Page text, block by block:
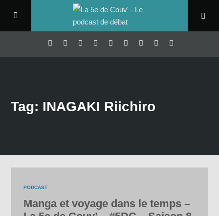
Tag: INAGAKI Riichiro
PODCAST
Manga et voyage dans le temps –